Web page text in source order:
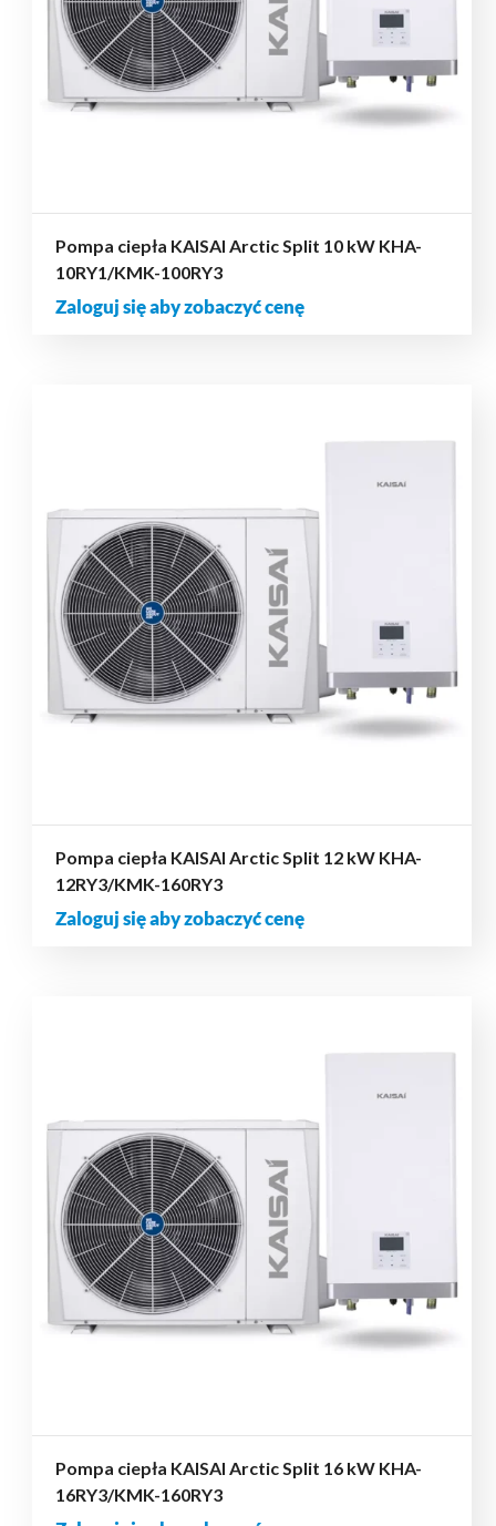
Pompa ciepła KAISAI Arctic Split 10 kW KHA-
10RY1/KMK-100RY3
Zaloguj się aby zobaczyć cenę
Pompa ciepła KAISAI Arctic Split 12 kW KHA-
12RY3/KMK-160RY3
Zaloguj się aby zobaczyć cenę
Pompa ciepła KAISAI Arctic Split 16 kW KHA-
16RY3/KMK-160RY3